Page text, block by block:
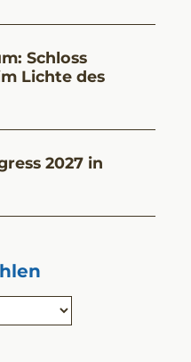
Schloss
Lichte des
2027 in